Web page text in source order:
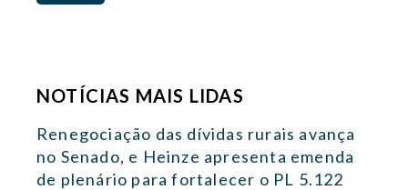
NOTÍCIAS MAIS LIDAS
Renegociação das dívidas rurais avança
no Senado, e Heinze apresenta emenda
de plenário para fortalecer o PL 5.122